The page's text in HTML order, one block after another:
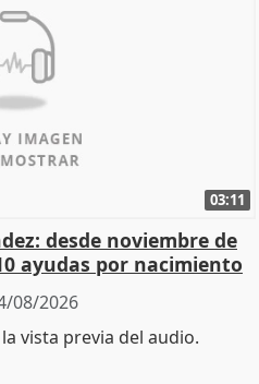
03:11
desde noviembre de
ayudas por nacimiento
08/2026